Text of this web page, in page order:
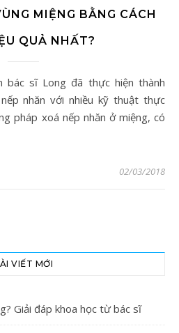
MIỆNG BẰNG CÁCH
QUẢ NHẤT?
nhăn với nhiều kỹ thuật thực
pháp xoá nếp nhăn ở miệng, có
02/03/2018
VIẾT MỚI
Giải đáp khoa học từ bác sĩ